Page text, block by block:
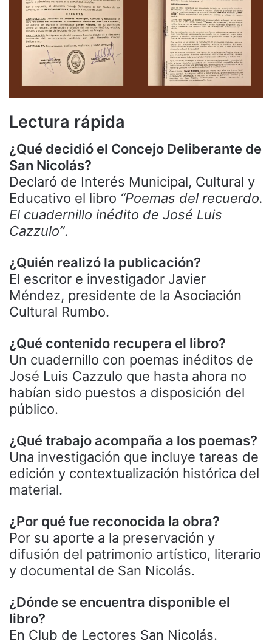
Lectura rápida
¿Qué decidió el Concejo Deliberante de
San Nicolás?
Declaró de Interés Municipal, Cultural y
Educativo el libro “Poemas del recuerdo.
El cuadernillo inédito de José Luis
Cazzulo”.
¿Quién realizó la publicación?
El escritor e investigador Javier
Méndez, presidente de la Asociación
Cultural Rumbo.
¿Qué contenido recupera el libro?
Un cuadernillo con poemas inéditos de
José Luis Cazzulo que hasta ahora no
habían sido puestos a disposición del
público.
¿Qué trabajo acompaña a los poemas?
Una investigación que incluye tareas de
edición y contextualización histórica del
material.
¿Por qué fue reconocida la obra?
Por su aporte a la preservación y
difusión del patrimonio artístico, literario
y documental de San Nicolás.
¿Dónde se encuentra disponible el
libro?
En Club de Lectores San Nicolás.